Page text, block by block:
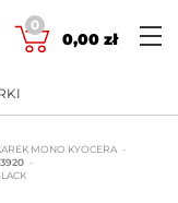
0
0,00 zł
MONO KYOCERA